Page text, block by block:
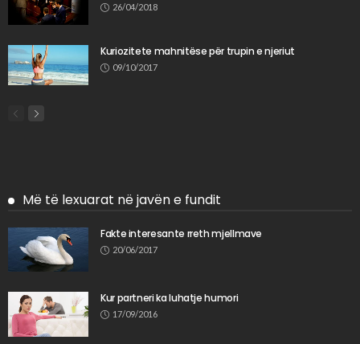
26/04/2018
Kuriozitete mahnitëse për trupin e njeriut
09/10/2017
Më të lexuarat në javën e fundit
Fakte interesante rreth mjellmave
20/06/2017
Kur partneri ka luhatje humori
17/09/2016